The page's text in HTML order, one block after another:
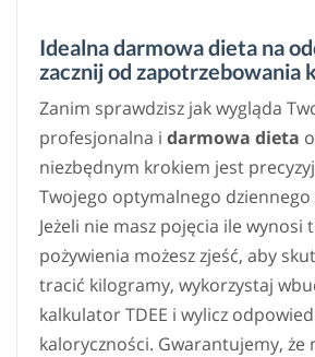
Idealna darmowa dieta na
zacznij od zapotrzebowania
Zanim sprawdzisz jak wygląda
profesjonalna i darmowa dieta
niezbędnym krokiem jest
Twojego optymalnego dziennego
Jeżeli nie masz pojęcia ile wynosi
pożywienia możesz zjeść, aby
tracić kilogramy, wykorzystaj
kalkulator TDEE i wylicz
kaloryczności. Gwarantujemy, że